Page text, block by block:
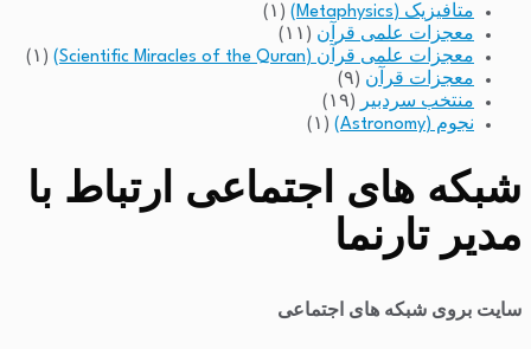
متافیزیک (Metaphysics)
(۱)
معجزات علمی قرآن (۱۱)
معجزات علمی قرآن (Scientific Miracles of the Quran)
(۱)
معجزات قرآن (۹)
منتخب سردبیر
(۱۹)
نجوم (Astronomy)
(۱)
شبکه های اجتماعی ارتباط با
مدیر تارنما
سایت بروی شبکه های اجتماعی